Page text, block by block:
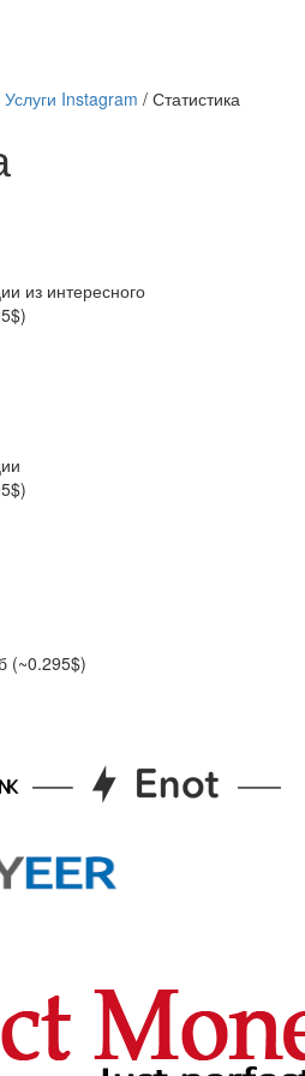
Услуги Instagram / Статистика
из интересного
(~0.295$)